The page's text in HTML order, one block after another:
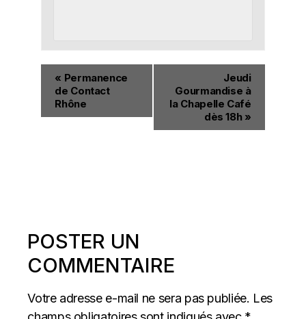
« Permanence
de Contact
Rhône
Jeudi
Gourmandise à
la Chapelle Café
dès 18h »
POSTER UN
COMMENTAIRE
Votre adresse e-mail ne sera pas publiée. Les